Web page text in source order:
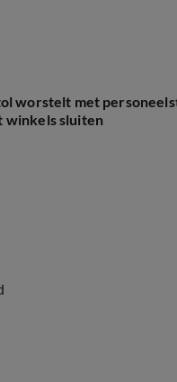
worstelt met
winkels sluiten